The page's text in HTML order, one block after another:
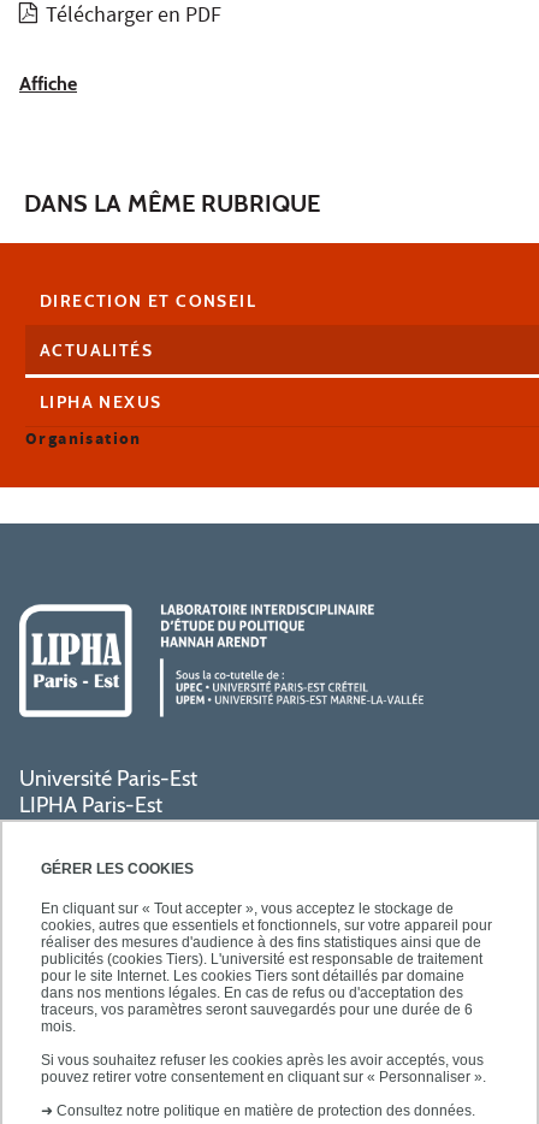
GÉRER LES COOKIES
En cliquant sur « Tout accepter », vous acceptez le stockage de
cookies, autres que essentiels et fonctionnels, sur votre appareil pour
réaliser des mesures d'audience à des fins statistiques ainsi que de
publicités (cookies Tiers). L'université est responsable de traitement
pour le site Internet. Les cookies Tiers sont détaillés par domaine
dans nos mentions légales. En cas de refus ou d'acceptation des
traceurs, vos paramètres seront sauvegardés pour une durée de 6
mois.
Si vous souhaitez refuser les cookies après les avoir acceptés, vous
pouvez retirer votre consentement en cliquant sur « Personnaliser ».
➜ Consultez notre politique en matière de protection des données.
Télécharger en PDF
Affiche
DANS LA MÊME RUBRIQUE
DIRECTION ET CONSEIL
ACTUALITÉS
LIPHA NEXUS
Organisation
Université Paris-Est
LIPHA Paris-Est
61, avenue du Général de Gaulle
PRATIQUE
ACCÈS RAPIDES